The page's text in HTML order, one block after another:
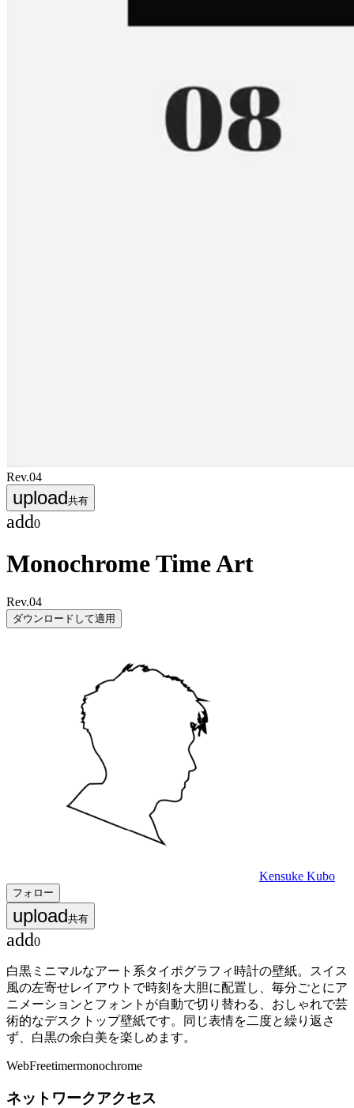
Rev.04
upload共有
add0
Monochrome Time Art
Rev.04
ダウンロードして適用
Kensuke Kubo
フォロー
upload共有
add0
白黒ミニマルなアート系タイポグラフィ時計の壁紙。スイス
風の左寄せレイアウトで時刻を大胆に配置し、毎分ごとにア
ニメーションとフォントが自動で切り替わる、おしゃれで芸
術的なデスクトップ壁紙です。同じ表情を二度と繰り返さ
ず、白黒の余白美を楽しめます。
WebFreetimermonochrome
ネットワークアクセス